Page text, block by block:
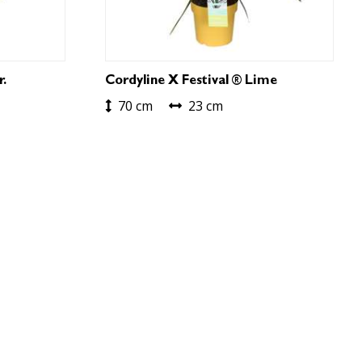
Cordyline X Festival ® Lime
70 cm 23 cm